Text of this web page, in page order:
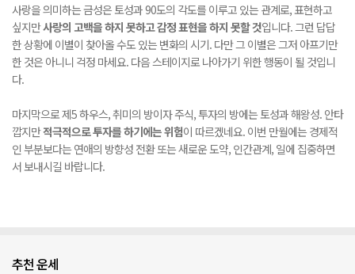
사랑을 의미하는 금성은 토성과 90도의 각도를 이루고 있는 관계로, 표현하고
싶지만사랑의 고백을 하지 못하고 감정 표현을 하지 못할 것입니다. 그런 답답
한 상황에 이별이 찾아올 수도 있는 변화의 시기. 다만 그 이별은 그저 아프기만
한 것은 아니니 걱정 마세요. 다음 스테이지로 나아가기 위한 행동이 될 것입니
다.
마지막으로 제5 하우스, 취미의 방이자 주식, 투자의 방에는 토성과 해왕성. 안타
깝지만적극적으로 투자를 하기에는 위험이 따르겠네요. 이번 만월에는 경제적
인 부분보다는 연애의 방향성 전환 또는 새로운 도약, 인간관계, 일에 집중하면
서 보내시길 바랍니다.
추천 운세